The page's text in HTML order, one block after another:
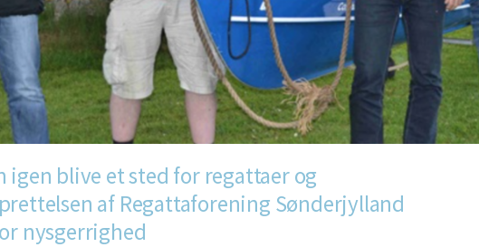
igen blive et sted for regattaer og
af Regattaforening Sønderjylland
nysgerrighed